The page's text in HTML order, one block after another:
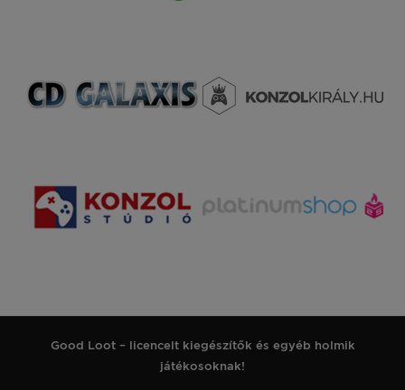
Good Loot – licencelt kiegészítők és egyéb holmik
játékosoknak!